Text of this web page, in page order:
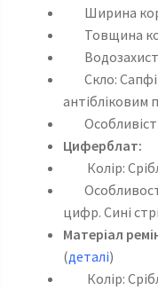
Ширина
Товщина
Скло:
антібліковим
Циферблат:
Колір:
цифр. Сині
Матеріал
(деталі)
Колір: